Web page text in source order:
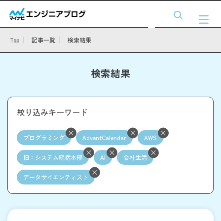
Top 記事一覧 検索結果
検索結果
絞り込みキーワード
プログラミング AdventCalendar AWS
旧：システム統括本部 AI 会社生活
データサイエンティスト